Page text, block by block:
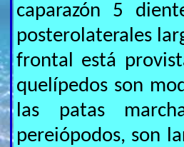
caparazón 5
posterolaterales
frontal está
quelípedos son
las patas
pereiópodos, son